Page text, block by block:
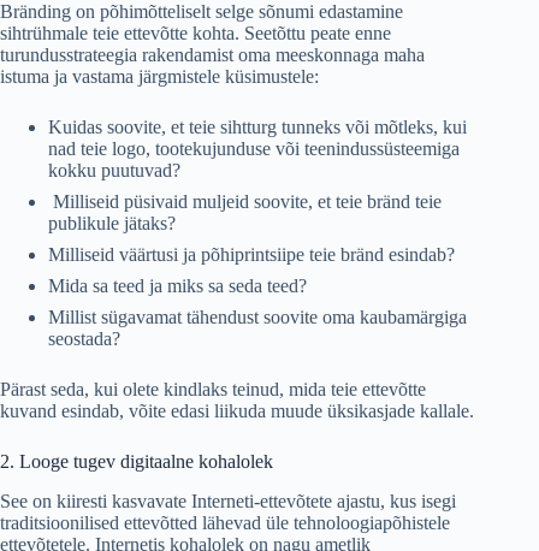
Bränding on põhimõtteliselt selge sõnumi edastamine
sihtrühmale teie ettevõtte kohta. Seetõttu peate enne
turundusstrateegia rakendamist oma meeskonnaga maha
istuma ja vastama järgmistele küsimustele:
Kuidas soovite, et teie sihtturg tunneks või mõtleks, kui
nad teie logo, tootekujunduse või teenindussüsteemiga
kokku puutuvad?
Milliseid püsivaid muljeid soovite, et teie bränd teie
publikule jätaks?
Milliseid väärtusi ja põhiprintsiipe teie bränd esindab?
Mida sa teed ja miks sa seda teed?
Millist sügavamat tähendust soovite oma kaubamärgiga
seostada?
Pärast seda, kui olete kindlaks teinud, mida teie ettevõtte
kuvand esindab, võite edasi liikuda muude üksikasjade kallale.
2. Looge tugev digitaalne kohalolek
See on kiiresti kasvavate Interneti-ettevõtete ajastu, kus isegi
traditsioonilised ettevõtted lähevad üle tehnoloogiapõhistele
ettevõtetele. Internetis kohalolek on nagu ametlik